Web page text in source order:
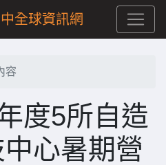
全球資訊網
容
度5所自造
心暑期營